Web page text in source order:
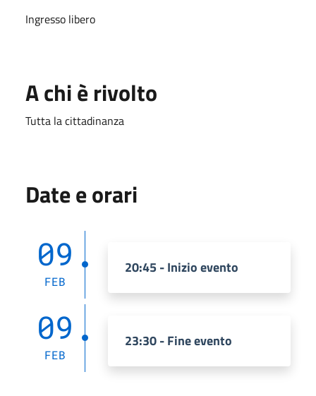
Ingresso libero
A chi è rivolto
Tutta la cittadinanza
Date e orari
09
FEB
20:45 - Inizio evento
09
FEB
23:30 - Fine evento